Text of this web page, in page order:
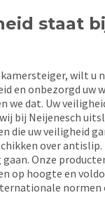
staat
wilt u
en onbezorgd uw
we dat. Uw
bij Neijenesch
die uw veiligheid
over
gaan. Onze
op hoogte en
normen